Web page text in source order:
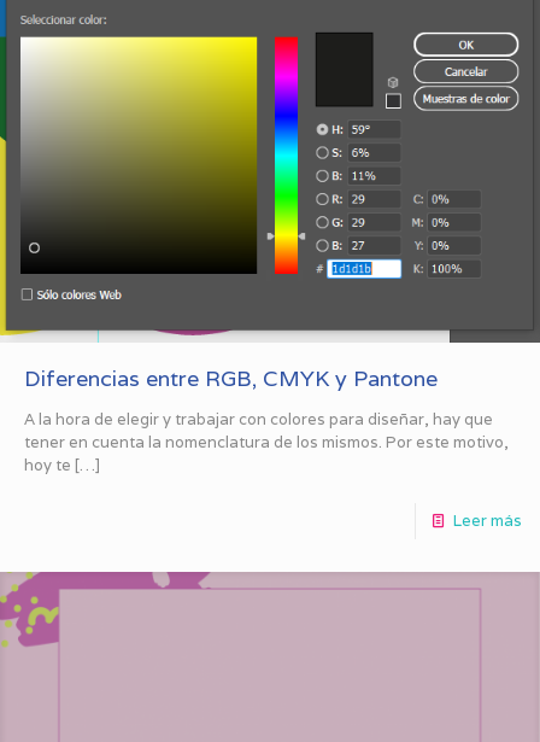
Diferencias entre RGB, CMYK y Pantone
A la hora de elegir y trabajar con colores para diseñar, hay que
tener en cuenta la nomenclatura de los mismos. Por este motivo,
hoy te […]
Leer más